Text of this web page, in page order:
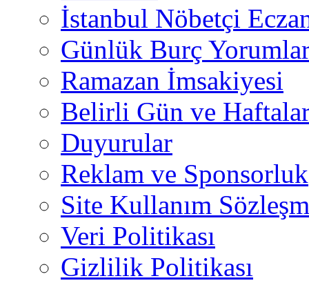
İstanbul Nöbetçi
Günlük Burç
Ramazan İmsakiyesi
Belirli Gün ve
Duyurular
Reklam ve Sponsorluk
Site Kullanım
Veri Politikası
Gizlilik Politikası